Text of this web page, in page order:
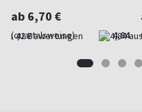
ab 6,70 €
(quartalsweise) 4,84